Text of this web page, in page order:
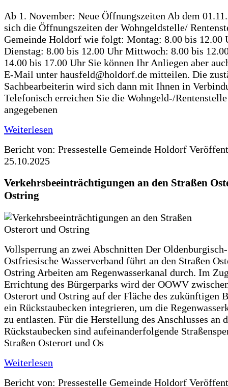
Ab 1. November: Neue Öffnungszeiten Ab dem
sich die Öffnungszeiten der Wohngeldstelle/
Gemeinde Holdorf wie folgt: Montag: 8.00 bis 12.00
Dienstag: 8.00 bis 12.00 Uhr Mittwoch: 8.00 bis
14.00 bis 17.00 Uhr Sie können Ihr Anliegen aber
E-Mail unter hausfeld@holdorf.de mitteilen. Die
Sachbearbeiterin wird sich dann mit Ihnen in
Telefonisch erreichen Sie die Wohngeld-/
angegebenen
Weiterlesen
Bericht von: Pressestelle Gemeinde Holdorf
25.10.2025
Verkehrsbeeinträchtigungen an den Straßen
Ostring
Vollsperrung an zwei Abschnitten Der Oldenburgisch-
Ostfriesische Wasserverband führt an den Straßen
Ostring Arbeiten am Regenwasserkanal durch. Im
Errichtung des Bürgerparks wird der OOWV
Osterort und Ostring auf der Fläche des zukünftigen
ein Rückstaubecken integrieren, um die
zu entlasten. Für die Herstellung des Anschlusses an
Rückstaubecken sind aufeinanderfolgende
Straßen Osterort und Os
Weiterlesen
Bericht von: Pressestelle Gemeinde Holdorf